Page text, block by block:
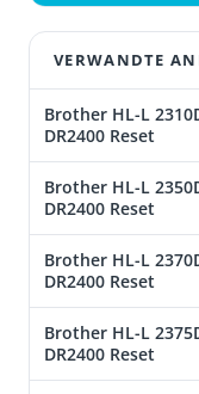
VERWANDTE
Brother HL-L
DR2400 Reset
Brother HL-L
DR2400 Reset
Brother HL-L
DR2400 Reset
Brother HL-L
DR2400 Reset